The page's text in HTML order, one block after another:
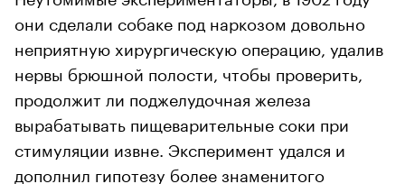
они сделали собаке под наркозом довольно
неприятную хирургическую операцию, удалив
нервы брюшной полости, чтобы проверить,
продолжит ли поджелудочная железа
вырабатывать пищеварительные соки при
стимуляции извне. Эксперимент удался и
дополнил гипотезу более знаменитого